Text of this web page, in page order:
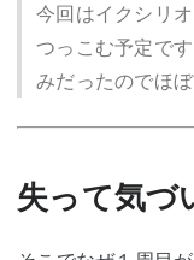
今回はイクシリ
つっこむ予定で
みだったのでほ
失って気づ